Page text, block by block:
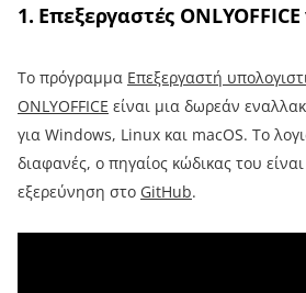
1. Επεξεργαστές
Το πρόγραμμα Επεξεργαστή
ONLYOFFICE είναι μια δωρεάν
για Windows, Linux και macOS. Το
διαφανές, ο πηγαίος κώδικας του
εξερεύνηση στο GitHub.